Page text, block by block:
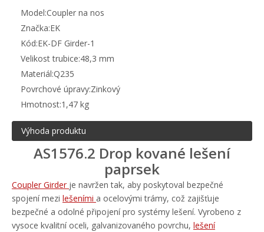
Model:Coupler na nos
Značka:EK
Kód:EK-DF Girder-1
Velikost trubice:48,3 mm
Materiál:Q235
Povrchové úpravy:Zinkový
Hmotnost:1,47 kg
Výhoda produktu
AS1576.2 Drop kované lešení
paprsek
Coupler Girder je navržen tak, aby poskytoval bezpečné
spojení mezi lešeními a ocelovými trámy, což zajišťuje
bezpečné a odolné připojení pro systémy lešení. Vyrobeno z
vysoce kvalitní oceli, galvanizovaného povrchu, lešení